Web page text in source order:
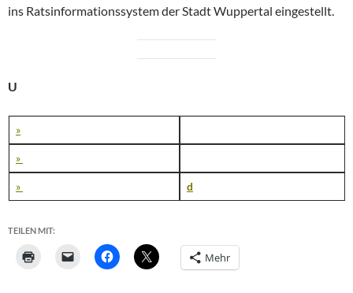
ins Ratsinformationssystem der Stadt Wuppertal eingestellt.
U
»
»
» d
TEILEN MIT:
Mehr